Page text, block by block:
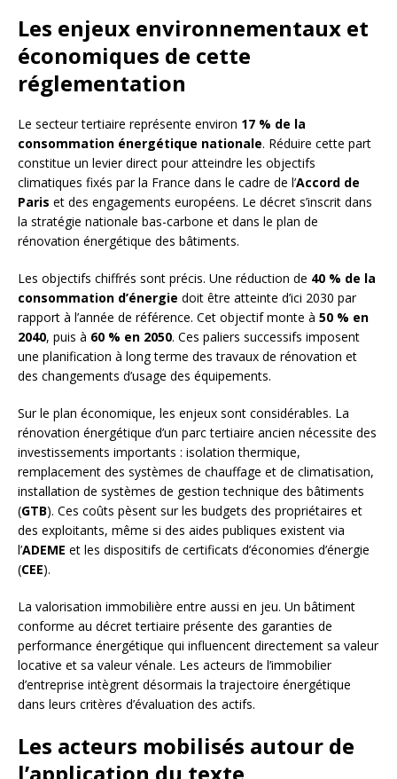
Les enjeux environnementaux et
économiques de cette
réglementation
Le secteur tertiaire représente environ 17 % de la
consommation énergétique nationale. Réduire cette part
constitue un levier direct pour atteindre les objectifs
climatiques fixés par la France dans le cadre de l’Accord de
Paris et des engagements européens. Le décret s’inscrit dans
la stratégie nationale bas-carbone et dans le plan de
rénovation énergétique des bâtiments.
Les objectifs chiffrés sont précis. Une réduction de 40 % de la
consommation d’énergie doit être atteinte d’ici 2030 par
rapport à l’année de référence. Cet objectif monte à 50 % en
2040, puis à 60 % en 2050. Ces paliers successifs imposent
une planification à long terme des travaux de rénovation et
des changements d’usage des équipements.
Sur le plan économique, les enjeux sont considérables. La
rénovation énergétique d’un parc tertiaire ancien nécessite des
investissements importants : isolation thermique,
remplacement des systèmes de chauffage et de climatisation,
installation de systèmes de gestion technique des bâtiments
(GTB). Ces coûts pèsent sur les budgets des propriétaires et
des exploitants, même si des aides publiques existent via
l’ADEME et les dispositifs de certificats d’économies d’énergie
(CEE).
La valorisation immobilière entre aussi en jeu. Un bâtiment
conforme au décret tertiaire présente des garanties de
performance énergétique qui influencent directement sa valeur
locative et sa valeur vénale. Les acteurs de l’immobilier
d’entreprise intègrent désormais la trajectoire énergétique
dans leurs critères d’évaluation des actifs.
Les acteurs mobilisés autour de